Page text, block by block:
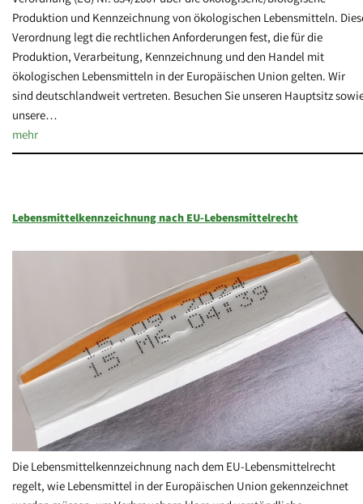
Produktion und Kennzeichnung von ökologischen Lebensmitteln.
Verordnung legt die rechtlichen Anforderungen fest, die für die
Produktion, Verarbeitung, Kennzeichnung und den Handel mit
ökologischen Lebensmitteln in der Europäischen Union gelten. Wir
sind deutschlandweit vertreten. Besuchen Sie unseren Hauptsitz
unsere…
mehr
Lebensmittelkennzeichnung nach EU-Lebensmittelrecht
Die Lebensmittelkennzeichnung nach dem EU-Lebensmittelrecht
regelt, wie Lebensmittel in der Europäischen Union gekennzeichnet